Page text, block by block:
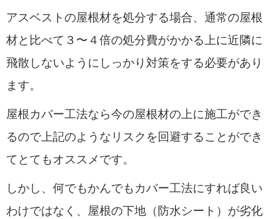
アスベストの屋根材を処分する場合、通常の屋根
材と比べて３〜４倍の処分費がかかる上に近隣に
飛散しないようにしっかり対策をする必要があり
ます。
屋根カバー工法なら今の屋根材の上に施工ができ
るので上記のようなリスクを回避することができ
てとてもオススメです。
しかし、何でもかんでもカバー工法にすれば良い
わけではなく、屋根の下地（防水シート）が劣化